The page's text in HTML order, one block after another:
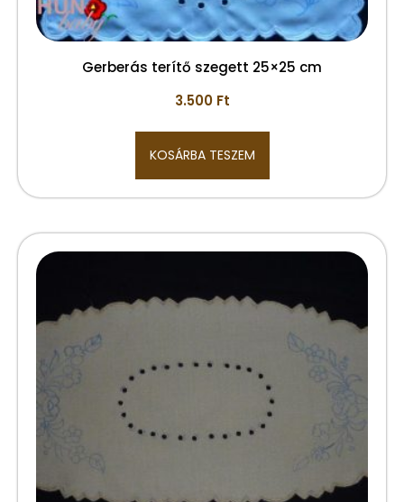
Gerberás terítő szegett 25×25 cm
3.500 Ft
KOSÁRBA TESZEM